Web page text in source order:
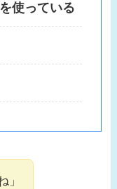
使っている
」